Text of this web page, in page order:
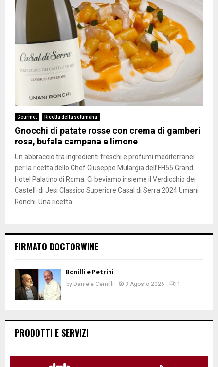
Gourmet Ricetta della settimana
Gnocchi di patate rosse con crema di gamberi
rosa, bufala campana e limone
Un abbraccio tra ingredienti freschi e profumi mediterranei
per la ricetta dello Chef Giuseppe Mulargia dell’FH55 Grand
Hotel Palatino di Roma. Ci beviamo insieme il Verdicchio dei
Castelli di Jesi Classico Superiore Casal di Serra 2024 Umani
Ronchi. Una ricetta...
FIRMATO DOCTORWINE
Bonilli e Petrini
by Daniele Cernilli 3 Agosto 2026 1
PRODOTTI E SERVIZI